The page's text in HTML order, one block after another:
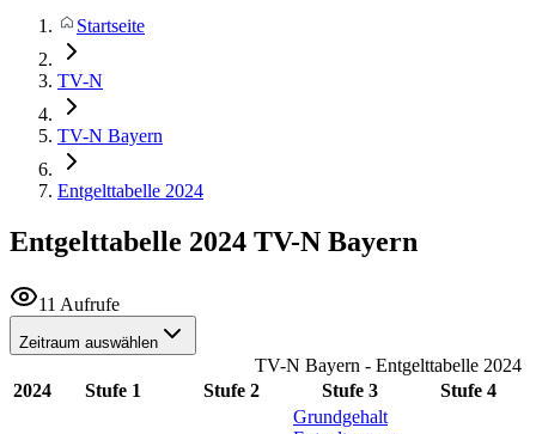
Startseite
TV-N
TV-N Bayern
Entgelttabelle 2024
Entgelttabelle 2024 TV-N Bayern
11 Aufrufe
Zeitraum auswählen
TV-N Bayern - Entgelttabelle 2024
2024
Stufe 1 Stufe 2 Stufe 3 Stufe 4
Grundgehalt